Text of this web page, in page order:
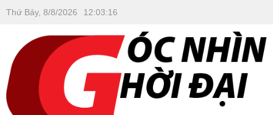
Thứ Bảy, 8/8/2026 12:03:16